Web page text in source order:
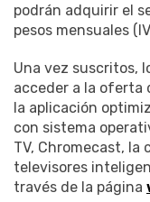
podrán adquirir el
pesos mensuales
Una vez suscritos,
acceder a la oferta
la aplicación
con sistema
TV, Chromecast, la
televisores
través de la página